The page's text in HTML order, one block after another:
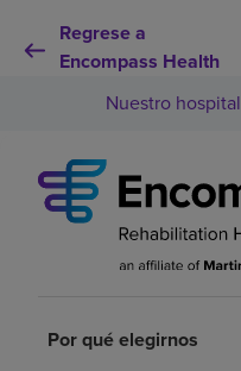
Regrese a
Encompass Health
Por qué debe elegirnos
Servicios de rehabilitación
Pacientes y cuidadores
Nuestro hospital
Por qué elegirnos